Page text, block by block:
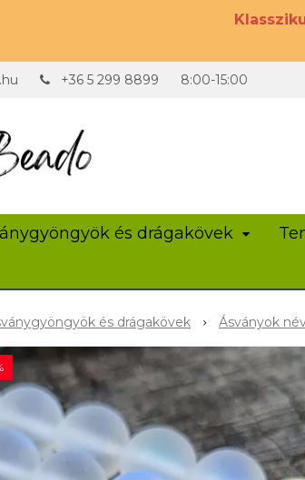
+36 5 299 8899 8:00-15:00
és drágakövek
és drágakövek Ásványok